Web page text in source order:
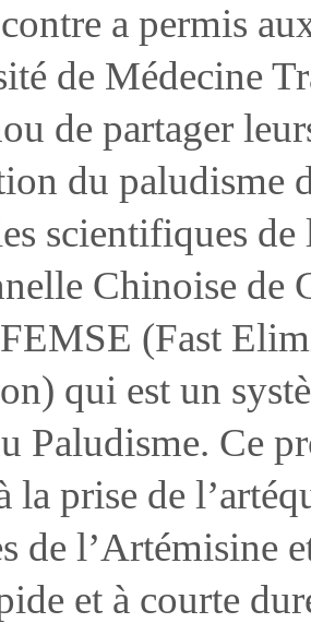
a permis
de Médecine
de partager
du paludisme
scientifiques
Chinoise de
(Fast
qui est un
Paludisme. Ce
la prise de
de l’Artémisine
et à courte